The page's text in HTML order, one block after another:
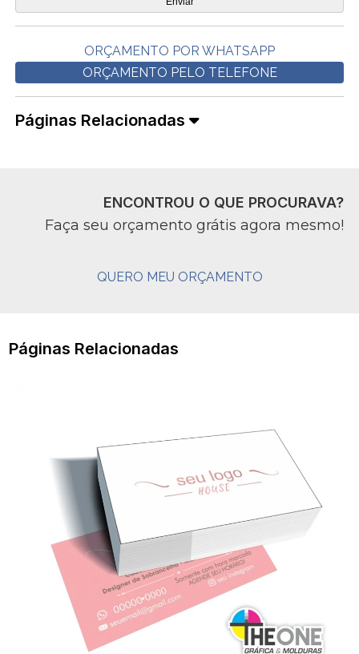
ORÇAMENTO POR WHATSAPP
ORÇAMENTO PELO TELEFONE
Páginas Relacionadas
ENCONTROU O QUE PROCURAVA?
Faça seu orçamento grátis agora mesmo!
QUERO MEU ORÇAMENTO
Páginas Relacionadas